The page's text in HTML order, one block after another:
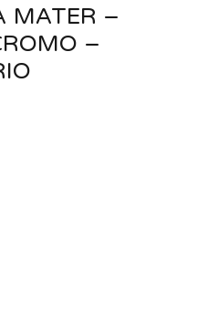
MATER –
–